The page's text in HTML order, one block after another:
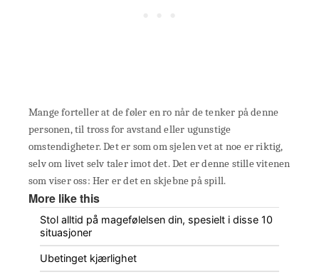
Mange forteller at de føler en ro når de tenker på denne
personen, til tross for avstand eller ugunstige
omstendigheter. Det er som om sjelen vet at noe er riktig,
selv om livet selv taler imot det. Det er denne stille vitenen
som viser oss: Her er det en skjebne på spill.
More like this
Stol alltid på magefølelsen din, spesielt i disse 10
situasjoner
Ubetinget kjærlighet